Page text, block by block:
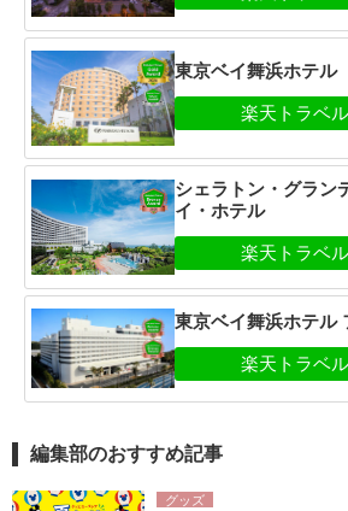
東京ベイ舞浜ホテル
シェラトン・グラン
イ・ホテル
東京ベイ舞浜ホテル
編集部のおすすめ記事
グッズ